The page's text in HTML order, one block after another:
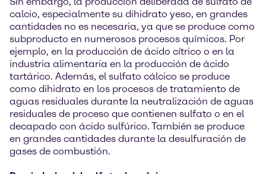
calcio, especialmente su dihidrato yeso, en grandes
cantidades no es necesaria, ya que se produce como
subproducto en numerosos procesos químicos. Por
ejemplo, en la producción de ácido cítrico o en la
industria alimentaria en la producción de ácido
tartárico. Además, el sulfato cálcico se produce
como dihidrato en los procesos de tratamiento de
aguas residuales durante la neutralización de aguas
residuales de proceso que contienen sulfato o en el
decapado con ácido sulfúrico. También se produce
en grandes cantidades durante la desulfuración de
gases de combustión.